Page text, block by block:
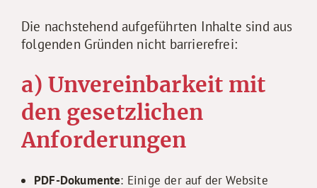
Die nachstehend aufgeführten Inhalte sind aus
folgenden Gründen nicht barrierefrei:
a) Unvereinbarkeit mit
den gesetzlichen
Anforderungen
PDF-Dokumente: Einige der auf der Website